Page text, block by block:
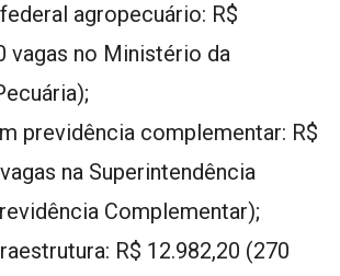
agropecuário: R$
vagas no Ministério da
previdência complementar: R$
na Superintendência
Complementar);
R$ 12.982,20 (270